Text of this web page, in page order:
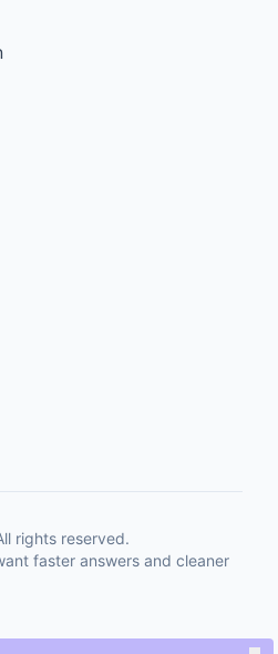
rights reserved.
faster answers and cleaner